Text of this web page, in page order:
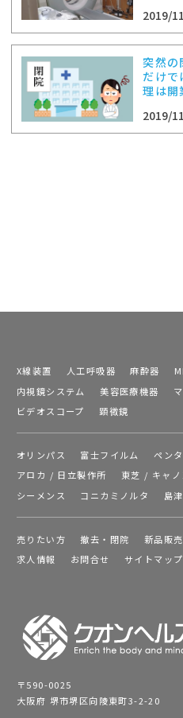
2019/
突然の
だけで
理は開
2019/
X線装置 人工呼吸器 麻酔器
内視鏡システム
美容医療機器
ビデオスコープ
顕微鏡
オリンパス 富士フイルム ペン
アロカ / 日立製作所
東芝 / キャノ
シーメンス
コニカミノルタ 島
売りたい方 撤去・閉院 新品販売
求人情報
お問合せ サイトマップ
〒590-0025
大阪府 堺市堺区向陵東町3-2-20